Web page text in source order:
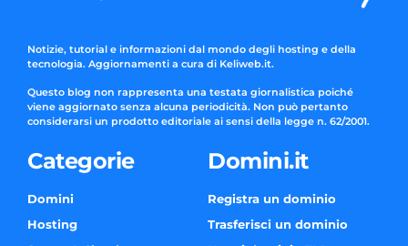
Notizie, tutorial e informazioni dal mondo degli hosting e della
tecnologia. Aggiornamenti a cura di Keliweb.it.
Questo blog non rappresenta una testata giornalistica poiché
viene aggiornato senza alcuna periodicità. Non può pertanto
considerarsi un prodotto editoriale ai sensi della legge n. 62/2001.
Categorie
Domini
Hosting
Domini.it
Registra un dominio
Trasferisci un dominio